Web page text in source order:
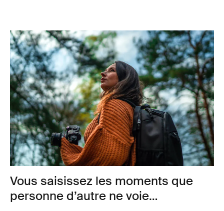
Vous saisissez les moments que
personne d’autre ne voie…